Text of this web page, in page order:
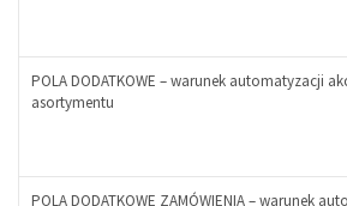
+
+
POLA DODATKOWE – warunek automatyzacji
asortymentu
POLA DODATKOWE ZAMÓWIENIA – warunek